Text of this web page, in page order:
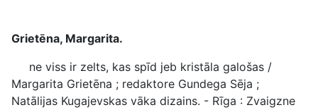
Grietēna, Margarita.
ne viss ir zelts, kas spīd jeb kristāla galošas /
Margarita Grietēna ; redaktore Gundega Sēja ;
Natālijas Kugajevskas vāka dizains. - Rīga : Zvaigzne